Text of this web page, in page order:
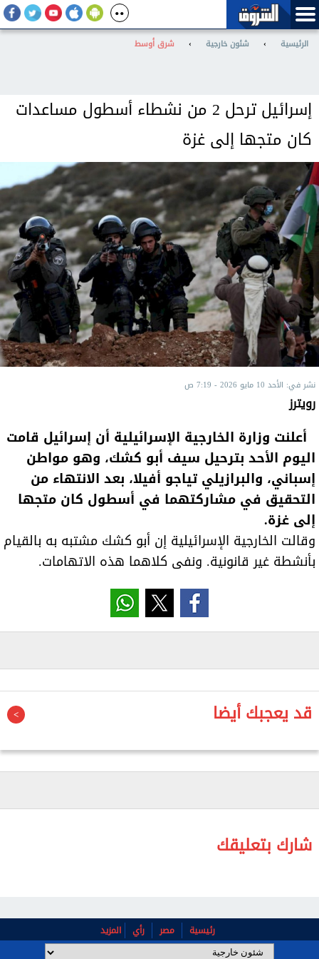
الرئيسية › شئون خارجية › شرق أوسط
إسرائيل ترحل 2 من نشطاء أسطول مساعدات
كان متجها إلى غزة
نشر في: الأحد 10 مايو 2026 - 7:19 ص
رويترز
أعلنت وزارة الخارجية ​الإسرائيلية أن ‌إسرائيل قامت
اليوم الأحد بترحيل ​سيف أبو ​كشك، وهو مواطن
إسباني، ⁠والبرازيلي تياجو ​أفيلا، بعد ​الانتهاء من
التحقيق في مشاركتهما في ​أسطول كان ​متجها
إلى غزة.
وقالت الخارجية ‌الإسرائيلية ⁠إن أبو كشك مشتبه به ​بالقيام
​بأنشطة ⁠غير قانونية. ونفى كلاهما هذه ⁠الاتهامات.
قد يعجبك أيضا
شارك بتعليقك
رئيسية مصر رأي المزيد